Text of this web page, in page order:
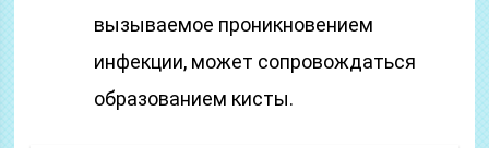
вызываемое проникновением
инфекции, может сопровождаться
образованием кисты.